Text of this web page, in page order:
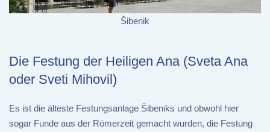
Šibenik
Die Festung der Heiligen Ana (Sveta Ana
oder Sveti Mihovil)
Es ist die älteste Festungsanlage Šibeniks und obwohl hier
sogar Funde aus der Römerzeit gemacht wurden, die Festung